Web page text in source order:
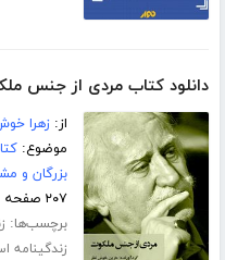
دانلود کتاب مردی از جنس
از:زهرا
موضوع:
بزرگان و
۲۰۷ صفحه
برچسب‌ها:
زندگینامه